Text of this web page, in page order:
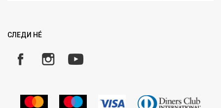
Замена и рефундација на производи
Плаќање
СЛЕДИ НÉ